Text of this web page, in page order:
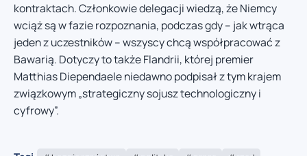
kontraktach. Członkowie delegacji wiedzą, że Niemcy
wciąż są w fazie rozpoznania, podczas gdy – jak wtrąca
jeden z uczestników – wszyscy chcą współpracować z
Bawarią. Dotyczy to także Flandrii, której premier
Matthias Diependaele niedawno podpisał z tym krajem
związkowym „strategiczny sojusz technologiczny i
cyfrowy”.